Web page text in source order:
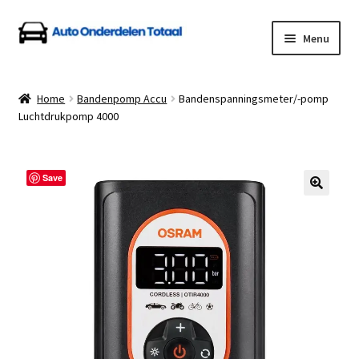
Ga
door
navigatie
Ga
naar
inhoud
Menu
Algemene Voorwaarden
Betalen en Verzenden
Home Bandenpomp Accu
Bandenspanningsmeter/-pomp
Luchtdrukpomp 4000
Save